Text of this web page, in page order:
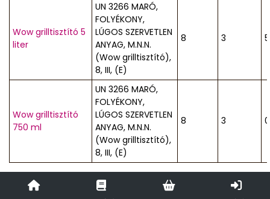
Wow grilltisztító 5
liter
UN 3266 MARÓ,
FOLYÉKONY,
LÚGOS SZERVETLEN
ANYAG, M.N.N.
(Wow grilltisztító),
8, III, (E)
8 3
Wow grilltisztító
750 ml
UN 3266 MARÓ,
FOLYÉKONY,
LÚGOS SZERVETLEN
ANYAG, M.N.N.
(Wow grilltisztító),
8, III, (E)
8 3